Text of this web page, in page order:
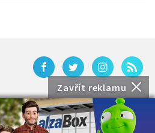
Zavřít reklamu